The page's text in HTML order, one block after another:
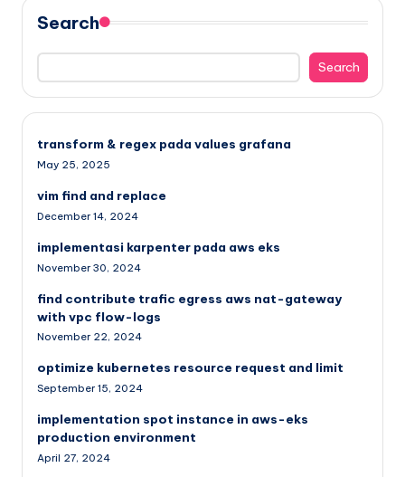
Search
Search
transform & regex pada values grafana
May 25, 2025
vim find and replace
December 14, 2024
implementasi karpenter pada aws eks
November 30, 2024
find contribute trafic egress aws nat-gateway
with vpc flow-logs
November 22, 2024
optimize kubernetes resource request and limit
September 15, 2024
implementation spot instance in aws-eks
production environment
April 27, 2024